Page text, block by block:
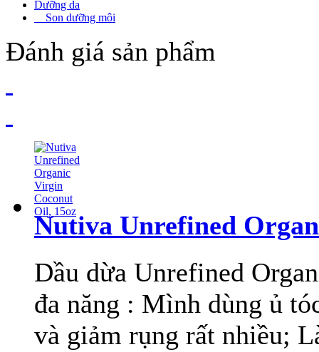
Dưỡng da
Son dưỡng môi
Đánh giá sản phẩm
Nutiva Unrefined
Dầu dừa Unrefined
đa năng : Mình dùng ủ
và giảm rụng rất nhiều;